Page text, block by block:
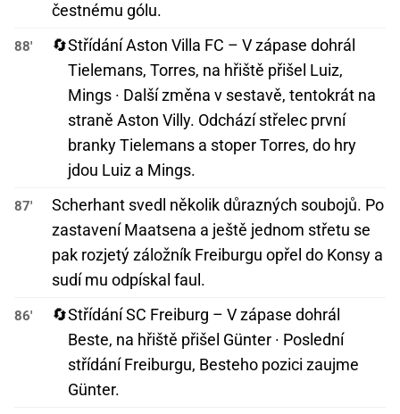
čestnému gólu.
88' 🔄Střídání Aston Villa FC – V zápase dohrál
Tielemans, Torres, na hřiště přišel Luiz,
Mings · Další změna v sestavě, tentokrát na
straně Aston Villy. Odchází střelec první
branky Tielemans a stoper Torres, do hry
jdou Luiz a Mings.
87'
Scherhant svedl několik důrazných soubojů. Po
zastavení Maatsena a ještě jednom střetu se
pak rozjetý záložník Freiburgu opřel do Konsy a
sudí mu odpískal faul.
86' 🔄Střídání SC Freiburg – V zápase dohrál
Beste, na hřiště přišel Günter · Poslední
střídání Freiburgu, Besteho pozici zaujme
Günter.